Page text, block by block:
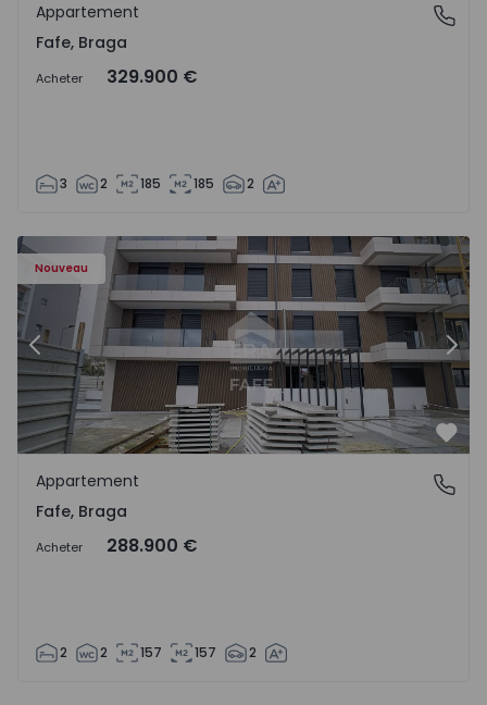
Fafe, Braga
Appartement
Fafe, Braga
Acheter 329.900 €
3 2 185 185 2
Nouveau
Précédent
Fafe, Braga
Appartement
Fafe, Braga
Acheter 288.900 €
2 2 157 157 2